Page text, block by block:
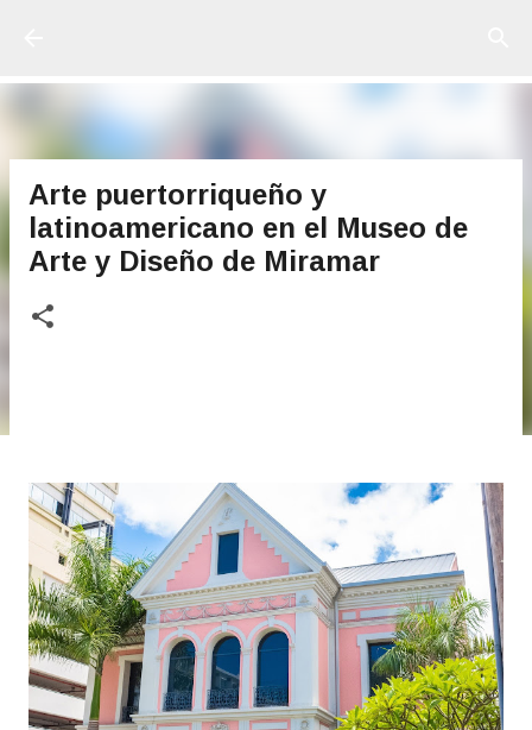
Arte puertorriqueño y
latinoamericano en el Museo de
Arte y Diseño de Miramar